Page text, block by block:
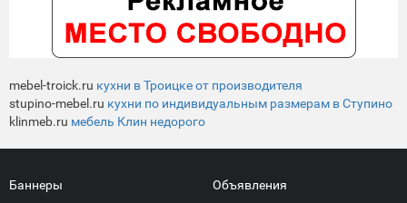
mebel-troick.ru кухни в Троицке от производителя
stupino-mebel.ru кухни по индивидуальным размерам в Ступино
klinmeb.ru мебель Клин недорого
Баннеры Объявления